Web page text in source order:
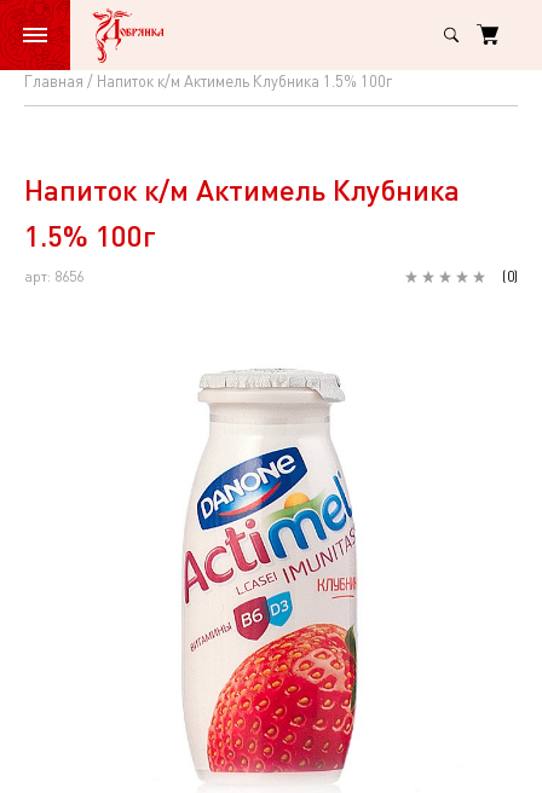
Главная Напиток к/м Актимель Клубника 1.5% 100г
Напиток
Актимель
Клубника
Напиток к/м Актимель Клубника
1.5% 100г
арт: 8656 (0)